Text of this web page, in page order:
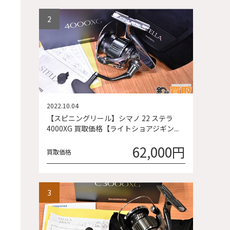
【スピニングリール】シマノ 22 ステラ
4000XG 買取価格【ライトショアジギン...
2022.10.04
買取価格 62,000円